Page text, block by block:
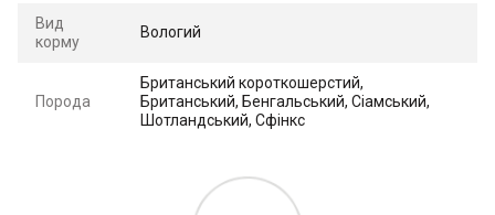
Вид
корму
Вологий
Порода
Британський короткошерстий,
Британський, Бенгальський, Сіамський,
Шотландський, Сфінкс